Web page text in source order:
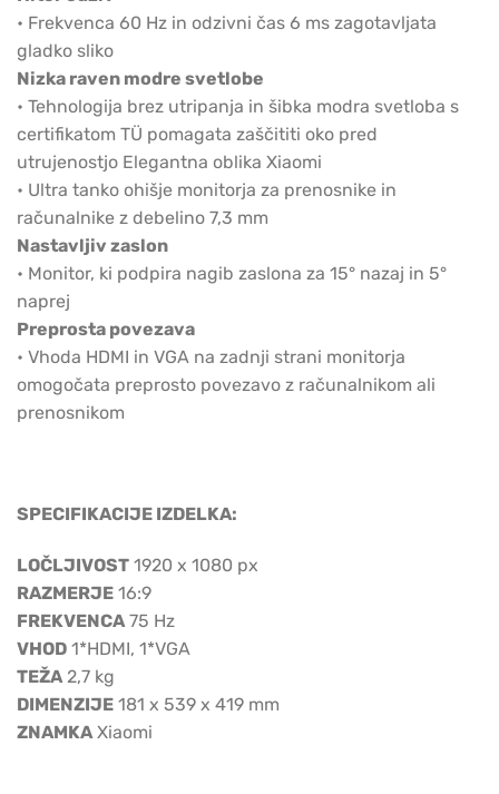
• Frekvenca 60 Hz in odzivni čas 6 ms zagotavljata
gladko sliko
Nizka raven modre svetlobe
• Tehnologija brez utripanja in šibka modra svetloba s
certifikatom TÜ pomagata zaščititi oko pred
utrujenostjo Elegantna oblika Xiaomi
• Ultra tanko ohišje monitorja za prenosnike in
računalnike z debelino 7,3 mm
Nastavljiv zaslon
• Monitor, ki podpira nagib zaslona za 15° nazaj in 5°
naprej
Preprosta povezava
• Vhoda HDMI in VGA na zadnji strani monitorja
omogočata preprosto povezavo z računalnikom ali
prenosnikom
SPECIFIKACIJE IZDELKA:
LOČLJIVOST 1920 x 1080 px
RAZMERJE 16:9
FREKVENCA75 Hz
VHOD 1*HDMI, 1*VGA
TEŽA2,7 kg
DIMENZIJE 181 x 539 x ​​​​419 mm
ZNAMKAXiaomi